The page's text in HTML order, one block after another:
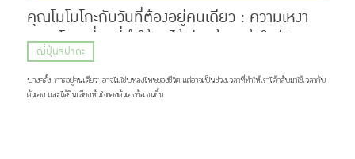
คุณโมโมโกะกับวันที่ต้องอยู่คนเดียว : ความเหงา
ความโดดเดี่ยวที่ทำให้เราได้เรียนรู้และเข้าใจชีวิต
อย่างแท้จริง
ญี่ปุ่นจิปาถะ
บางครั้ง ’การอยู่คนเดียว‘ อาจไม่ใช่บทลงโทษของชีวิต แต่อาจเป็นช่วงเวลาที่ทำให้เราได้กลับมาใช้เวลากับ
ตัวเอง และได้ยินเสียงหัวใจของตัวเองชัดเจนขึ้น